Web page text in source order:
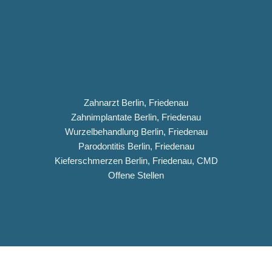
Zahnarzt Berlin, Friedenau
Zahnimplantate Berlin, Friedenau
Wurzelbehandlung Berlin, Friedenau
Parodontitis Berlin, Friedenau
Kieferschmerzen Berlin, Friedenau, CMD
Offene Stellen